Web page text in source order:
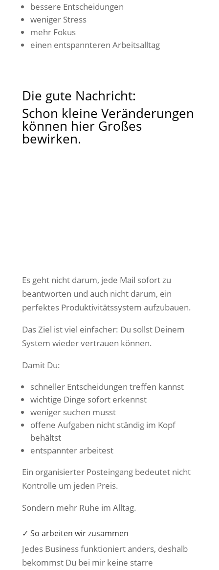
bessere Entscheidungen
weniger Stress
mehr Fokus
einen entspannteren Arbeitsalltag
Die gute Nachricht:
Schon kleine Veränderungen
können hier Großes
bewirken.
Es geht nicht darum, jede Mail sofort zu
beantworten und auch nicht darum, ein
perfektes Produktivitätssystem aufzubauen.
Das Ziel ist viel einfacher: Du sollst Deinem
System wieder vertrauen können.
Damit Du:
schneller Entscheidungen treffen kannst
wichtige Dinge sofort erkennst
weniger suchen musst
offene Aufgaben nicht ständig im Kopf
behältst
entspannter arbeitest
Ein organisierter Posteingang bedeutet nicht
Kontrolle um jeden Preis.
Sondern mehr Ruhe im Alltag.
✓ So arbeiten wir zusammen
Jedes Business funktioniert anders, deshalb
bekommst Du bei mir keine starre